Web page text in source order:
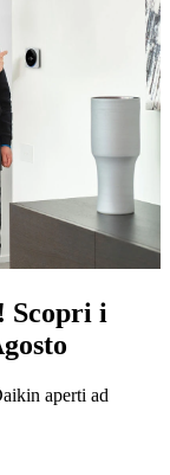
Scopri i
aperti ad